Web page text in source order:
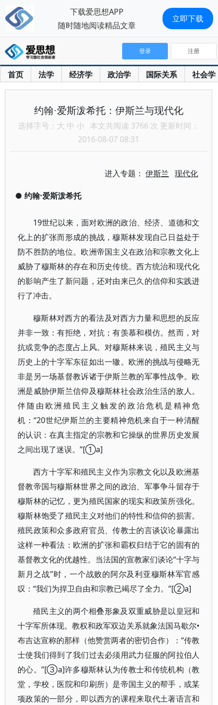
首页 法学 经济学 政治学 国际关系 社会学
登录 注册
约翰·爱斯泼希托：伊斯兰与现代化
选择字号： 大 中 小 本文共阅读 3766 次 更新时间：
2016-08-07 08:31
进入专题：伊斯兰 现代化
● 约翰·爱斯泼希托
19世纪以来，面对欧洲的政治、经济、道德和文
化上的扩张而形成的挑战，穆斯林发现自己日益处于
防不胜防的地位。欧洲帝国主义在政治和宗教文化上
威胁了穆斯林的存在和历史传统。西方统治和现代化
的影响产生了新问题，还对由来已久的信仰和实践进
行了冲击。
穆斯林对西方的看法及对西方力量和思想的反应
并非一致：有拒绝，对抗；有羡慕和模仿。然而，对
抗或竞争的态度占上风。对穆斯林来说，殖民主义与
历史上的十字军东征如出一辙。欧洲的挑战与侵略无
非是另一场基督教诉诸于伊斯兰教的军事性战争。欧
洲是威胁伊斯兰信仰及穆斯林社会政治生活的敌人。
伴随由欧洲殖民主义触发的政治危机是精神危
机：“20世纪伊斯兰的主要精神危机来自于一种清醒
的认识：在真主指定的宗教和它操纵的世界历史发展
之间出现了迷误。”[①a]
西方十字军和殖民主义作为宗教文化以及欧洲基
督教帝国与穆斯林世界之间的政治、军事争斗留存于
穆斯林的记忆，更为殖民国家的现实和政策所强化。
穆斯林饱受了殖民主义对他们的特性和信仰的损害。
殖民政策和众多政府官员、传教士的言谈议论暴露出
这样一种看法：欧洲的扩张和霸权归结于它的固有的
基督教文化的优越性。当法国的宣教家们谈论“十字与
新月之战”时，一个战败的阿尔及利亚穆斯林军官感
叹：“我们为捍卫自由和宗教已竭尽了全力。”[②a]
殖民主义的两个相叠形象及双重威胁是以皇冠和
十字军所体现。教权和政军双边关系就象法国马歇尔•
布吉达宣称的那样（他赞赏两者的密切合作）：“传教
士使我们得到了我们过去必须用武力征服的阿拉伯人
的心。”[③a]许多穆斯林认为传教士和传统机构（教
堂，学校，医院和印刷所）是帝国主义的帮手，或某
项政策的一部分，即以西方的课程来取代土著语言和
下载爱思想APP
随时随地阅读精品文章
立即下载